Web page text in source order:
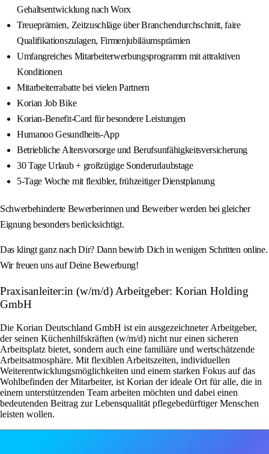
Gehaltsentwicklung nach Worx
Treueprämien, Zeitzuschläge über Branchendurchschnitt, faire
Qualifikationszulagen, Firmenjubiläumsprämien
Umfangreiches Mitarbeiterwerbungsprogramm mit attraktiven
Konditionen
Mitarbeiterrabatte bei vielen Partnern
Korian Job Bike
Korian-Benefit-Card für besondere Leistungen
Humanoo Gesundheits-App
Betriebliche Altersvorsorge und Berufsunfähigkeitsversicherung
30 Tage Urlaub + großzügige Sonderurlaubstage
5-Tage Woche mit flexibler, frühzeitiger Dienstplanung
Schwerbehinderte Bewerberinnen und Bewerber werden bei gleicher
Eignung besonders berücksichtigt.
Das klingt ganz nach Dir? Dann bewirb Dich in wenigen Schritten online.
Wir freuen uns auf Deine Bewerbung!
Praxisanleiter:in (w/m/d) Arbeitgeber: Korian Holding
GmbH
Die Korian Deutschland GmbH ist ein ausgezeichneter Arbeitgeber,
der seinen Küchenhilfskräften (w/m/d) nicht nur einen sicheren
Arbeitsplatz bietet, sondern auch eine familiäre und wertschätzende
Arbeitsatmosphäre. Mit flexiblen Arbeitszeiten, individuellen
Weiterentwicklungsmöglichkeiten und einem starken Fokus auf das
Wohlbefinden der Mitarbeiter, ist Korian der ideale Ort für alle, die in
einem unterstützenden Team arbeiten möchten und dabei einen
bedeutenden Beitrag zur Lebensqualität pflegebedürftiger Menschen
leisten wollen.